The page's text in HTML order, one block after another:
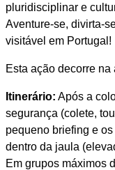
pluridisciplinar e
Aventure-se, divirta-
visitável em Portugal!
Esta ação decorre
Itinerário: Após a
segurança (colete,
pequeno briefing e
dentro da jaula
Em grupos máximos